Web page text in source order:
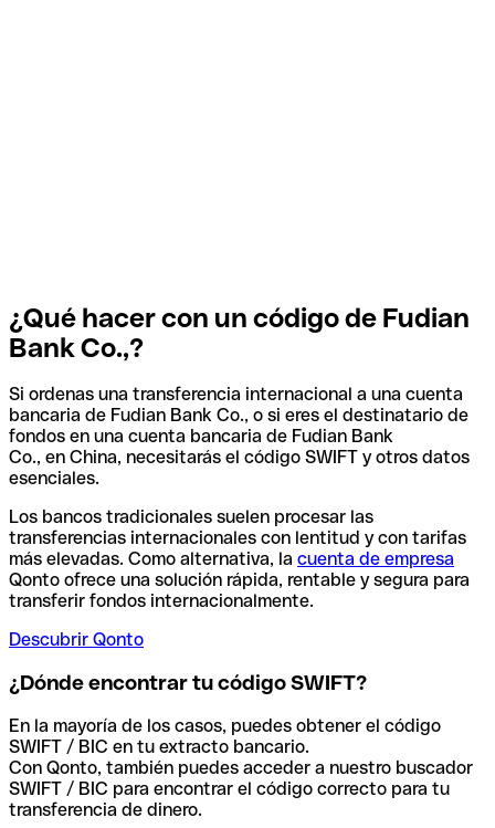
¿Qué hacer con un código de Fudian
Bank Co.,?
Si ordenas una transferencia internacional a una cuenta
bancaria de Fudian Bank Co., o si eres el destinatario de
fondos en una cuenta bancaria de Fudian Bank
Co., en China, necesitarás el código SWIFT y otros datos
esenciales.
Los bancos tradicionales suelen procesar las
transferencias internacionales con lentitud y con tarifas
más elevadas. Como alternativa, la cuenta de empresa
Qonto ofrece una solución rápida, rentable y segura para
transferir fondos internacionalmente.
Descubrir Qonto
¿Dónde encontrar tu código SWIFT?
En la mayoría de los casos, puedes obtener el código
SWIFT / BIC en tu extracto bancario.
Con Qonto, también puedes acceder a nuestro buscador
SWIFT / BIC para encontrar el código correcto para tu
transferencia de dinero.